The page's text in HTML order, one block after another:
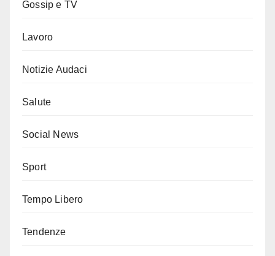
Gossip e TV
Lavoro
Notizie Audaci
Salute
Social News
Sport
Tempo Libero
Tendenze